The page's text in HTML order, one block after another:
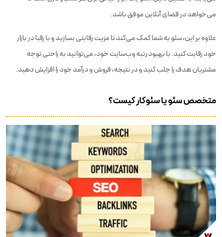
می‌خواهد در فضای آنلاین موفق باشد.
علاوه بر این، سئو به شما کمک می‌کند تا مزیت رقابتی بسازید و با رقبا در بازار
خود رقابت کنید. با بهبود رتبه وب‌سایت خود، می‌توانید به راحتی توجه
مشتریان هدف را جلب کنید و در نتیجه، فروش و درآمد خود را افزایش دهید.
متخصص سئو یا سئوکار کیست؟